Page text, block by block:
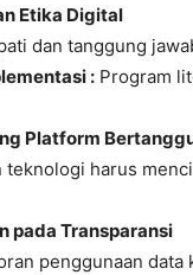
Etika Digital
dan tanggung
: Program
Platform
teknologi harus
pada Transparansi
penggunaan data